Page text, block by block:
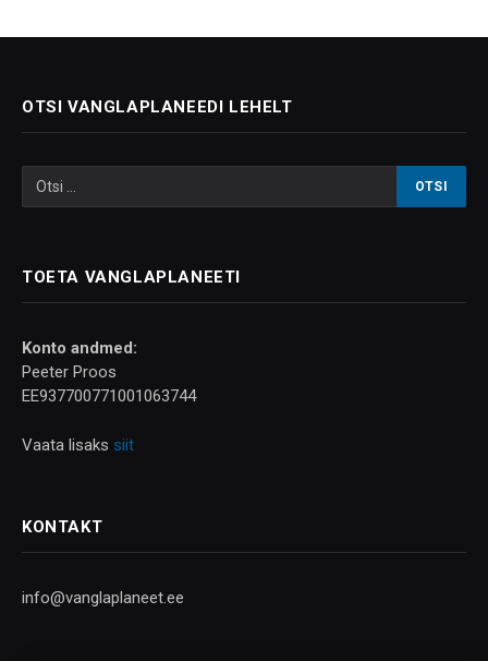
OTSI VANGLAPLANEEDI LEHELT
TOETA VANGLAPLANEETI
Konto andmed:
Peeter Proos
EE937700771001063744
Vaata lisaks siit
KONTAKT
info@vanglaplaneet.ee